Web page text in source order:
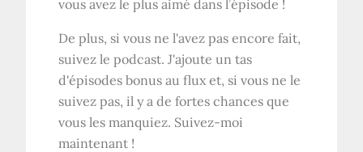
vous avez le plus aimé dans l’épisode !
De plus, si vous ne l'avez pas encore fait,
suivez le podcast. J'ajoute un tas
d'épisodes bonus au flux et, si vous ne le
suivez pas, il y a de fortes chances que
vous les manquiez. Suivez-moi
maintenant !